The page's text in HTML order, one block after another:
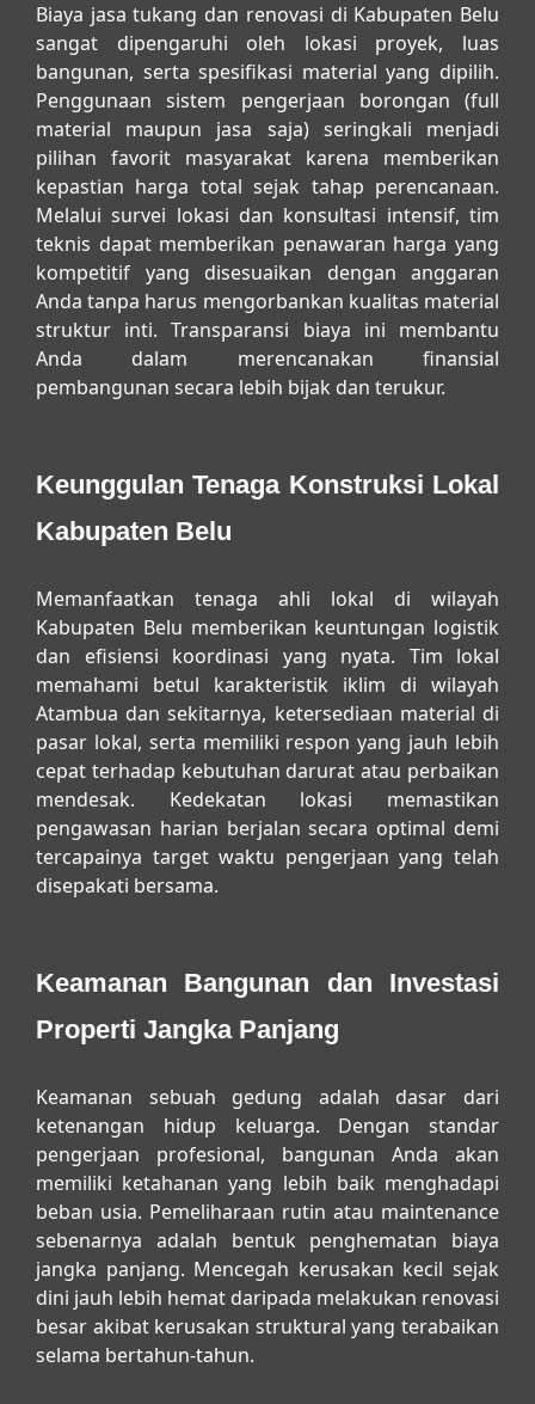
Biaya jasa tukang dan renovasi di Kabupaten Belu
sangat dipengaruhi oleh lokasi proyek, luas
bangunan, serta spesifikasi material yang dipilih.
Penggunaan sistem pengerjaan borongan (full
material maupun jasa saja) seringkali menjadi
pilihan favorit masyarakat karena memberikan
kepastian harga total sejak tahap perencanaan.
Melalui survei lokasi dan konsultasi intensif, tim
teknis dapat memberikan penawaran harga yang
kompetitif yang disesuaikan dengan anggaran
Anda tanpa harus mengorbankan kualitas material
struktur inti. Transparansi biaya ini membantu
Anda dalam merencanakan finansial
pembangunan secara lebih bijak dan terukur.
Keunggulan Tenaga Konstruksi Lokal
Kabupaten Belu
Memanfaatkan tenaga ahli lokal di wilayah
Kabupaten Belu memberikan keuntungan logistik
dan efisiensi koordinasi yang nyata. Tim lokal
memahami betul karakteristik iklim di wilayah
Atambua dan sekitarnya, ketersediaan material di
pasar lokal, serta memiliki respon yang jauh lebih
cepat terhadap kebutuhan darurat atau perbaikan
mendesak. Kedekatan lokasi memastikan
pengawasan harian berjalan secara optimal demi
tercapainya target waktu pengerjaan yang telah
disepakati bersama.
Keamanan Bangunan dan Investasi
Properti Jangka Panjang
Keamanan sebuah gedung adalah dasar dari
ketenangan hidup keluarga. Dengan standar
pengerjaan profesional, bangunan Anda akan
memiliki ketahanan yang lebih baik menghadapi
beban usia. Pemeliharaan rutin atau maintenance
sebenarnya adalah bentuk penghematan biaya
jangka panjang. Mencegah kerusakan kecil sejak
dini jauh lebih hemat daripada melakukan renovasi
besar akibat kerusakan struktural yang terabaikan
selama bertahun-tahun.